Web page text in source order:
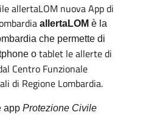
allertaLOM nuova App di
allertaLOM è la
che permette di
o tablet le allerte di
Centro Funzionale
di Regione Lombardia.
app Protezione Civile